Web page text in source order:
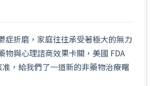
症折磨，家庭往往承受著極大的無力
物與心理諮商效果卡關，美國 FDA
，給我們了一道新的非藥物治療曙